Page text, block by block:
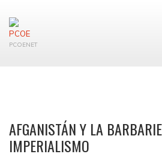
PCOENET
AFGANISTÁN Y LA
IMPERIALISMO